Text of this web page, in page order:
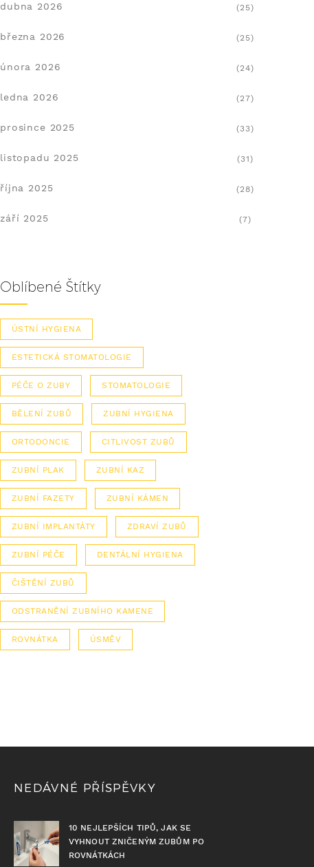
dubna 2026 (25)
března 2026 (25)
února 2026 (24)
ledna 2026 (27)
prosince 2025 (33)
listopadu 2025 (31)
října 2025 (28)
září 2025 (7)
Oblíbené Štítky
ÚSTNÍ HYGIENA
ESTETICKÁ STOMATOLOGIE
PÉČE O ZUBY STOMATOLOGIE
BĚLENÍ ZUBŮ ZUBNÍ HYGIENA
ORTODONCIE CITLIVOST ZUBŮ
ZUBNÍ PLAK ZUBNÍ KAZ
ZUBNÍ FAZETY ZUBNÍ KÁMEN
ZUBNÍ IMPLANTÁTY ZDRAVÍ ZUBŮ
ZUBNÍ PÉČE DENTÁLNÍ HYGIENA
ČIŠTĚNÍ ZUBŮ
ODSTRANĚNÍ ZUBNÍHO KAMENE
ROVNÁTKA ÚSMĚV
NEDÁVNÉ PŘÍSPĚVKY
10 NEJLEPŠÍCH TIPŮ, JAK SE
VYHNOUT ZNIČENÝM ZUBŮM PO
ROVNÁTKÁCH